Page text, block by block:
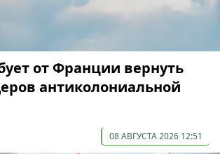
от Франции вернуть
антиколониальной
08 АВГУСТА 2026 12:51